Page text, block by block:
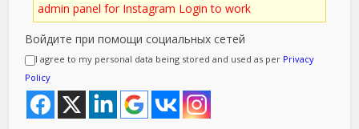
admin panel for Instagram Login to work
Войдите при помощи социальных сетей
I agree to my personal data being stored and used as per Privacy
Policy